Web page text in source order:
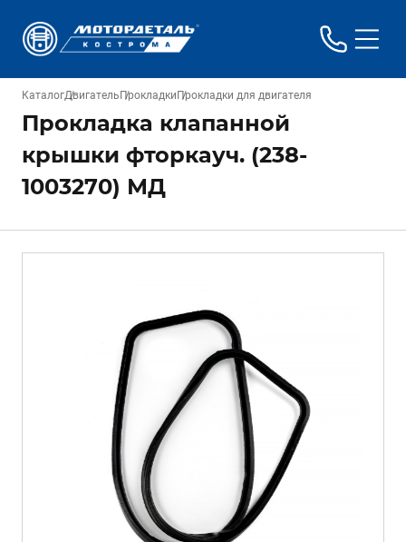
КаталогДвигатель Прокладки Прокладки для двигателя
Прокладка клапанной
крышки фторкауч. (238-
1003270) МД